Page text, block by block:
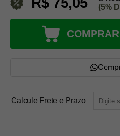
(5%
COMPRAR
Calcule Frete e Prazo